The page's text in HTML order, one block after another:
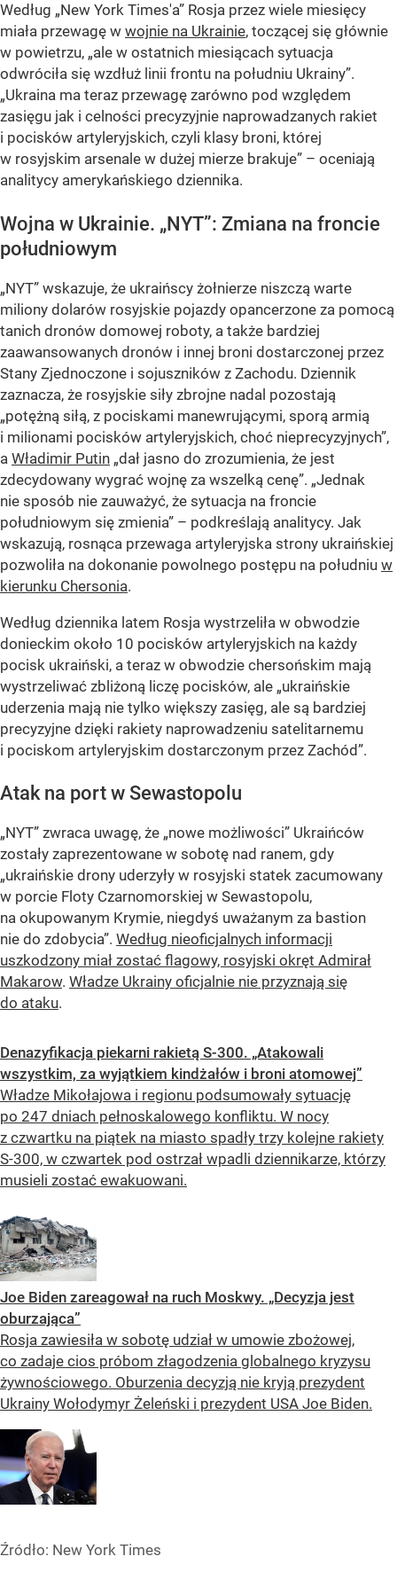
Według „New York Times'a” Rosja przez wiele miesięcy
miała przewagę w wojnie na Ukrainie, toczącej się głównie
w powietrzu, „ale w ostatnich miesiącach sytuacja
odwróciła się wzdłuż linii frontu na południu Ukrainy”.
„Ukraina ma teraz przewagę zarówno pod względem
zasięgu jak i celności precyzyjnie naprowadzanych rakiet
i pocisków artyleryjskich, czyli klasy broni, której
w rosyjskim arsenale w dużej mierze brakuje” – oceniają
analitycy amerykańskiego dziennika.
Wojna w Ukrainie. „NYT”: Zmiana na froncie
południowym
„NYT” wskazuje, że ukraińscy żołnierze niszczą warte
miliony dolarów rosyjskie pojazdy opancerzone za pomocą
tanich dronów domowej roboty, a także bardziej
zaawansowanych dronów i innej broni dostarczonej przez
Stany Zjednoczone i sojuszników z Zachodu. Dziennik
zaznacza, że rosyjskie siły zbrojne nadal pozostają
„potężną siłą, z pociskami manewrującymi, sporą armią
i milionami pocisków artyleryjskich, choć nieprecyzyjnych”,
a Władimir Putin „dał jasno do zrozumienia, że jest
zdecydowany wygrać wojnę za wszelką cenę”. „Jednak
nie sposób nie zauważyć, że sytuacja na froncie
południowym się zmienia” – podkreślają analitycy. Jak
wskazują, rosnąca przewaga artyleryjska strony ukraińskiej
pozwoliła na dokonanie powolnego postępu na południu w
kierunku Chersonia.
Według dziennika latem Rosja wystrzeliła w obwodzie
donieckim około 10 pocisków artyleryjskich na każdy
pocisk ukraiński, a teraz w obwodzie chersońskim mają
wystrzeliwać zbliżoną liczę pocisków, ale „ukraińskie
uderzenia mają nie tylko większy zasięg, ale są bardziej
precyzyjne dzięki rakiety naprowadzeniu satelitarnemu
i pociskom artyleryjskim dostarczonym przez Zachód”.
Atak na port w Sewastopolu
„NYT” zwraca uwagę, że „nowe możliwości” Ukraińców
zostały zaprezentowane w sobotę nad ranem, gdy
„ukraińskie drony uderzyły w rosyjski statek zacumowany
w porcie Floty Czarnomorskiej w Sewastopolu,
na okupowanym Krymie, niegdyś uważanym za bastion
nie do zdobycia”. Według nieoficjalnych informacji
uszkodzony miał zostać flagowy, rosyjski okręt Admirał
Makarow. Władze Ukrainy oficjalnie nie przyznają się
do ataku.
Denazyfikacja piekarni rakietą S-300. „Atakowali
wszystkim, za wyjątkiem kindżałów i broni atomowej”
Władze Mikołajowa i regionu podsumowały sytuację
po 247 dniach pełnoskalowego konfliktu. W nocy
z czwartku na piątek na miasto spadły trzy kolejne rakiety
S-300, w czwartek pod ostrzał wpadli dziennikarze, którzy
musieli zostać ewakuowani.
Joe Biden zareagował na ruch Moskwy. „Decyzja jest
oburzająca”
Rosja zawiesiła w sobotę udział w umowie zbożowej,
co zadaje cios próbom złagodzenia globalnego kryzysu
żywnościowego. Oburzenia decyzją nie kryją prezydent
Ukrainy Wołodymyr Żeleński i prezydent USA Joe Biden.
Źródło: New York Times